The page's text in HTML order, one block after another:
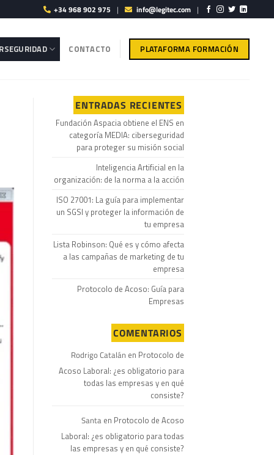
+34 968 902 975 | info@legitec.com |
CONTACTO PLATAFORMA FORMACIÓN
ENTRADAS RECIENTES
Fundación Aspacia obtiene el ENS en
categoría MEDIA: ciberseguridad
para proteger su misión social
Inteligencia Artificial en la
organización: de la norma a la acción
ISO 27001: La guía para implementar
un SGSI y proteger la información de
tu empresa
Lista Robinson: Qué es y cómo afecta
a las campañas de marketing de tu
empresa
Protocolo de Acoso: Guía para
Empresas
COMENTARIOS
Rodrigo Catalán en Protocolo de
Acoso Laboral: ¿es obligatorio para
todas las empresas y en qué
consiste?
Santa en Protocolo de Acoso
Laboral: ¿es obligatorio para todas
las empresas y en qué consiste?